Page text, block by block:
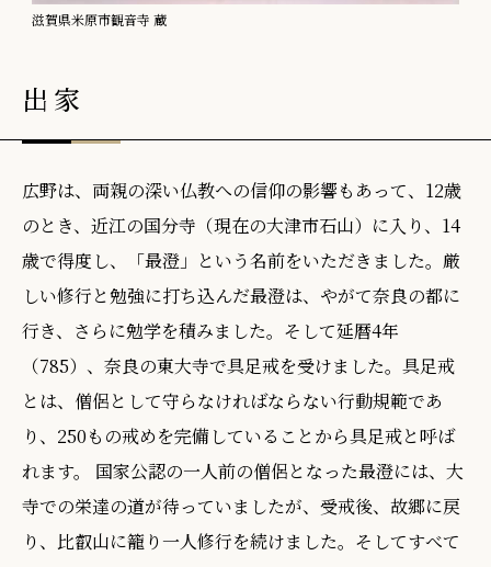
滋賀県米原市観音寺 蔵
出家
広野は、両親の深い仏教への信仰の影響もあって、12歳
のとき、近江の国分寺（現在の大津市石山）に入り、14
歳で得度し、「最澄」という名前をいただきました。厳
しい修行と勉強に打ち込んだ最澄は、やがて奈良の都に
行き、さらに勉学を積みました。そして延暦4年
（785）、奈良の東大寺で具足戒を受けました。具足戒
とは、僧侶として守らなければならない行動規範であ
り、250もの戒めを完備していることから具足戒と呼ば
れます。 国家公認の一人前の僧侶となった最澄には、大
寺での栄達の道が待っていましたが、受戒後、故郷に戻
り、比叡山に籠り一人修行を続けました。そしてすべて